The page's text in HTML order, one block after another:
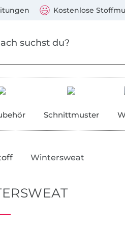
Kostenlose
Schnittmuster
Wintersweat
Mastercard, PayPal,